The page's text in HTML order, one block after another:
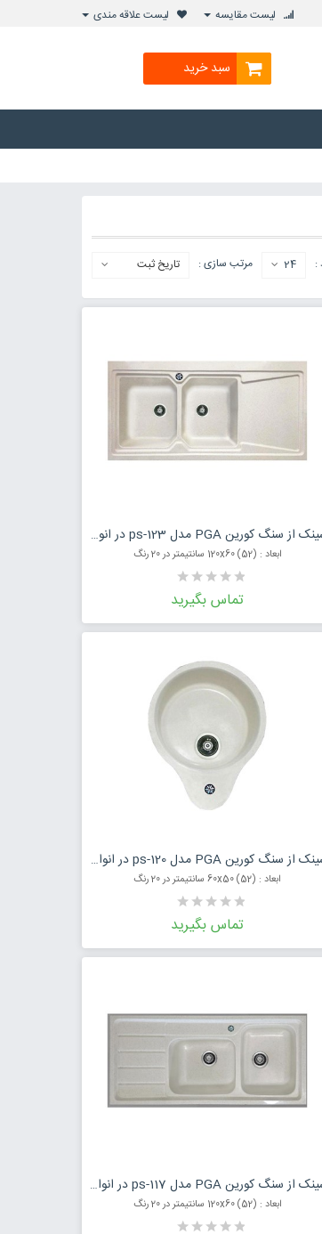
لیست مقایسه لیست علاقه مندی
سبد خرید
مرتب سازی : تاریخ ثبت :
24
درخواست قیمت محصول سینک از سنگ کورین PGA مدل ps-123 در انواع رنگ
ابعاد : (52) 120x60 سانتیمتر در 20 رنگ
تماس بگیرید
درخواست قیمت محصولسینک از سنگ کورین PGA مدل ps-120 در انواع رنگ
ابعاد : (52) 60x50 سانتیمتر در 20 رنگ
تماس بگیرید
درخواست قیمت محصولسینک از سنگ کورین PGA مدل ps-117 در انواع رنگ
ابعاد : (52) 120x60 سانتیمتر در 20 رنگ